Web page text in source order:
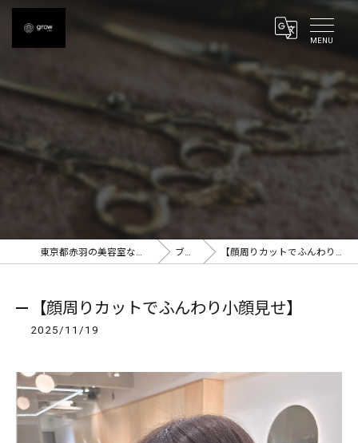
東京都赤羽の美容室ならgrow 赤羽 ブログ 【顔周りカットでふんわり小顔見せ】
【顔周りカットでふんわり小顔見せ】
2025/11/19